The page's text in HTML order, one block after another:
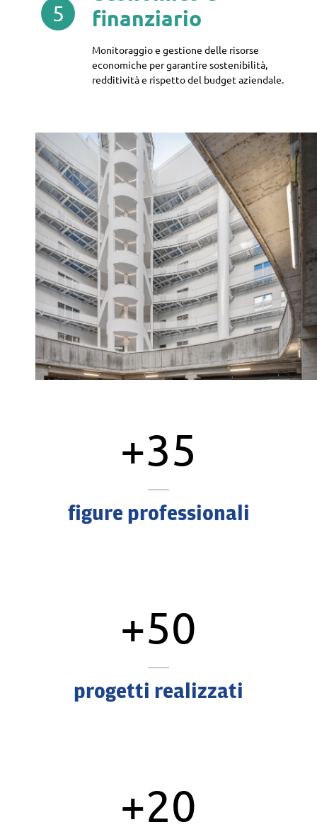
5
finanziario
Monitoraggio e gestione delle risorse
economiche per garantire sostenibilità,
redditività e rispetto del budget aziendale.
+35
figure professionali
+50
progetti realizzati
+20